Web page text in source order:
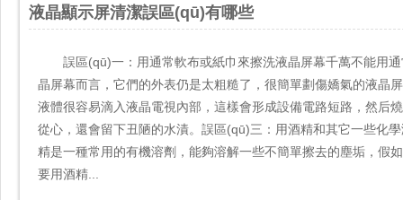
液晶顯示屏清潔誤區(qū)有哪些
誤區(qū)一：用通常軟布或紙巾來擦洗液晶屏幕千萬不能用通
晶屏幕而言，它們的外表仍是太粗糙了，很簡單劃傷嬌氣的液晶
液體很容易滴入液晶電視內部，這樣會形成設備電路短路，然后燒
從心，還會留下丑陋的水漬。誤區(qū)三：用酒精和其它一些化
精是一種常用的有機溶劑，能夠溶解一些不簡單擦去的塵垢
要用酒精...